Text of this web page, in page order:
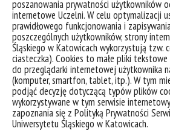
poszanowania prywatności użytkowników
internetowe Uczelni. W celu optymalizacji
prawidłowego funkcjonowania i
poszczególnych użytkowników, strony
Śląskiego w Katowicach wykorzystują tzw.
ciasteczka). Cookies to małe pliki tekstowe
do przeglądarki internetowej użytkownika
(komputer, smartfon, tablet, itp.). W tym
podjąć decyzję dotyczącą typów plików
wykorzystywane w tym serwisie
zapoznania się z Polityką Prywatności
Uniwersytetu Śląskiego w Katowicach.
Ulotka informacyjna:
T4EU